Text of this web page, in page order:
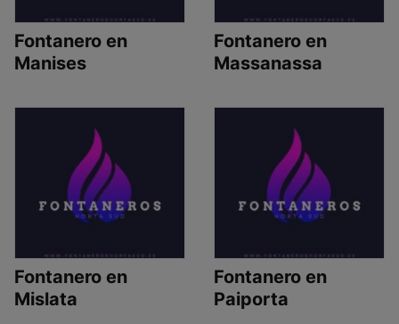
Fontanero en
Manises
Fontanero en
Massanassa
Fontanero en
Mislata
Fontanero en
Paiporta